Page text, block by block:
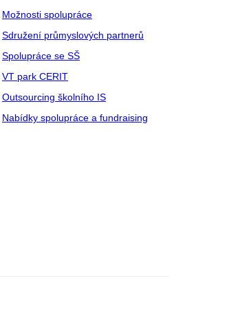
Možnosti spolupráce
Sdružení průmyslových partnerů
Spolupráce se SŠ
VT park CERIT
Outsourcing školního IS
Nabídky spolupráce a fundraising